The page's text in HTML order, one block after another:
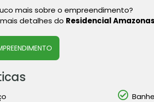
mais sobre o empreendimento?
detalhes do Residencial Amazonas